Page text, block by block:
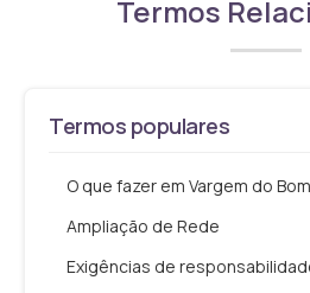
Termos
Termos populares
O que fazer em Vargem do
Ampliação de Rede
Exigências de